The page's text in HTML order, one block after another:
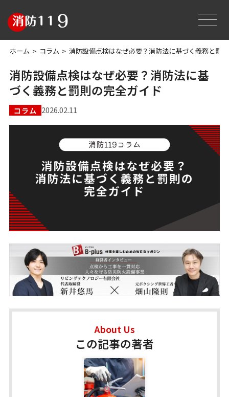
ホーム コラム 消防設備点検はなぜ必要？消防法に基づく義務と罰
消防設備点検はなぜ必要？消防法に基
づく義務と罰則の完全ガイド
コラム 2026.02.11
About Us
この記事の著者